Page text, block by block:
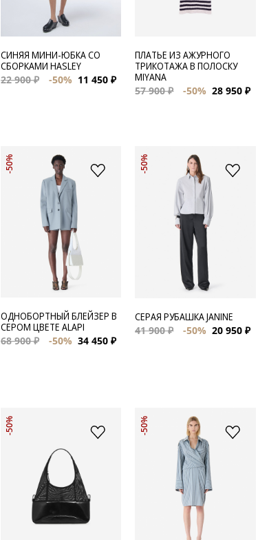
СИНЯЯ МИНИ-ЮБКА СО
СБОРКАМИ HASLEY
22 900 ₽
-50% 11 450 ₽
ПЛАТЬЕ ИЗ АЖУРНОГО
ТРИКОТАЖА В ПОЛОСКУ
MIYANA
57 900 ₽
-50% 28 950 ₽
-50%
ОДНОБОРТНЫЙ БЛЕЙЗЕР В
СЕРОМ ЦВЕТЕ ALAPI
68 900 ₽
-50% 34 450 ₽
-50%
СЕРАЯ РУБАШКА JANINE
41 900 ₽
-50% 20 950 ₽
-50% -50%